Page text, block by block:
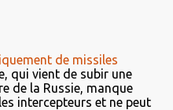
de missiles
qui vient de subir une
de la Russie, manque
intercepteurs et ne peut